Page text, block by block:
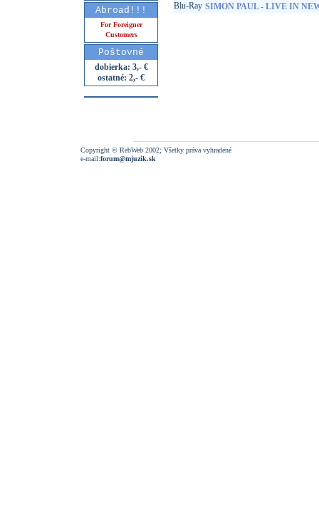
Abroad!!!
For Foreigner
Customers
Poštovné
dobierka: 3,- €
ostatné: 2,- €
Blu-Ray SIMON PAUL - LIVE IN
Copyright © RebWeb 2002; Všetky práva vyhradené
e-mail:forum@mjuzik.sk